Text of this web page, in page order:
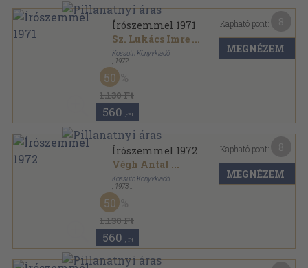
Írószemmel 1971
Sz. Lukács Imre ...
Kossuth Könyvkiadó
1972
Vászon
Írószemmel sorozat
1.130 Ft
50
560 ,-Ft
Kapható pont:
MEGNÉZEM
Írószemmel 1972
Végh Antal ...
Kossuth Könyvkiadó
1973
Fűzött keménykötés
Írószemmel sorozat
1.130 Ft
50
560 ,-Ft
Kapható pont:
MEGNÉZEM